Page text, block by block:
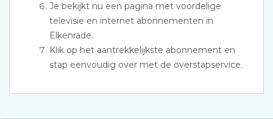
Je bekijkt nu een pagina met voordelige
televisie en internet abonnementen in
Elkenrade.
Klik op het aantrekkelijkste abonnement en
stap eenvoudig over met de overstapservice.